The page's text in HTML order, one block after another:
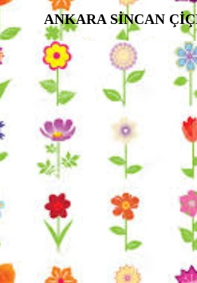
ANKARA SİNCAN